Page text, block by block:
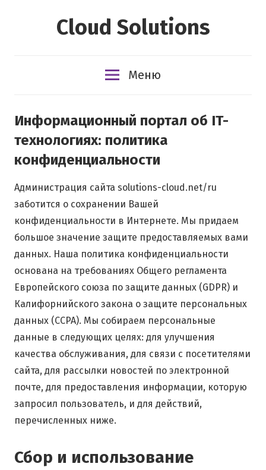
Cloud Solutions
Меню
Информационный портал об IT-
технологиях: политика
конфиденциальности
Администрация сайта solutions-cloud.net/ru
заботится о сохранении Вашей
конфиденциальности в Интернете. Мы придаем
большое значение защите предоставляемых вами
данных. Наша политика конфиденциальности
основана на требованиях Общего регламента
Европейского союза по защите данных (GDPR) и
Калифорнийского закона о защите персональных
данных (CCPA). Мы собираем персональные
данные в следующих целях: для улучшения
качества обслуживания, для связи с посетителями
сайта, для рассылки новостей по электронной
почте, для предоставления информации, которую
запросил пользователь, и для действий,
перечисленных ниже.
Сбор и использование